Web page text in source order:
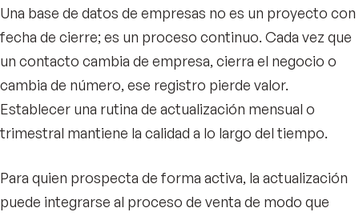
Una base de datos de empresas no es un proyecto con
fecha de cierre; es un proceso continuo. Cada vez que
un contacto cambia de empresa, cierra el negocio o
cambia de número, ese registro pierde valor.
Establecer una rutina de actualización mensual o
trimestral mantiene la calidad a lo largo del tiempo.
Para quien prospecta de forma activa, la actualización
puede integrarse al proceso de venta de modo que